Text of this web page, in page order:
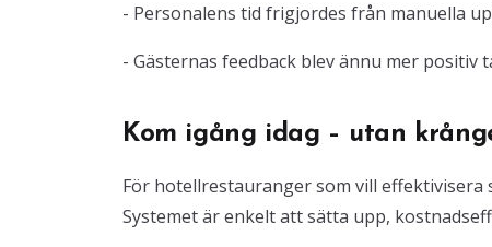
- Personalens tid frigjordes från manuella
- Gästernas feedback blev ännu mer
Kom igång idag – utan
För hotellrestauranger som vill
Systemet är enkelt att sätta upp,